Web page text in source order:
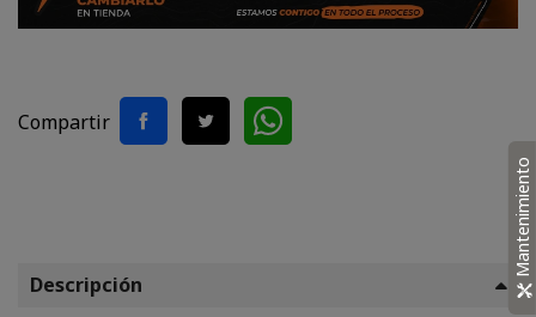
Compartir
Descripción
Mantenimiento